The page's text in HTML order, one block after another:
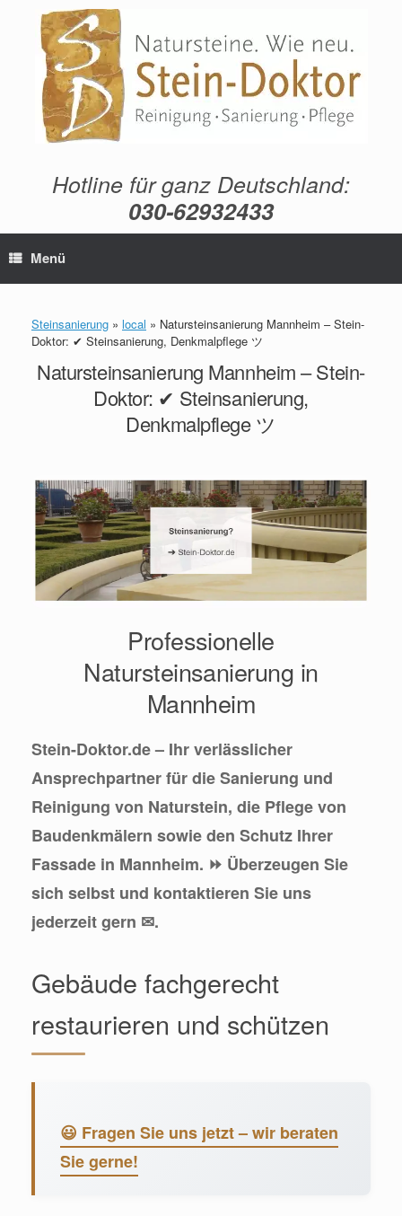
springen
Hotline für ganz Deutschland:
030-62932433
Menü
Steinsanierung » local » Natursteinsanierung Mannheim – Stein-
Doktor: ✔ Steinsanierung, Denkmalpflege ツ
Natursteinsanierung Mannheim – Stein-
Doktor: ✔ Steinsanierung,
Denkmalpflege ツ
Professionelle
Natursteinsanierung in
Mannheim
Stein-Doktor.de – Ihr verlässlicher
Ansprechpartner für die Sanierung und
Reinigung von Naturstein, die Pflege von
Baudenkmälern sowie den Schutz Ihrer
Fassade in Mannheim. ⏩ Überzeugen Sie
sich selbst und kontaktieren Sie uns
jederzeit gern ✉.
Gebäude fachgerecht
restaurieren und schützen
😃 Fragen Sie uns jetzt – wir beraten
Sie gerne!